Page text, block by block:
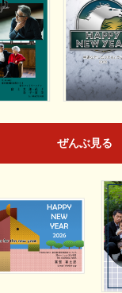
ぜんぶ見る